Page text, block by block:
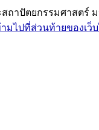
ถาปัตยกรรมศาสตร์
มไปที่ส่วนท้ายของเว็